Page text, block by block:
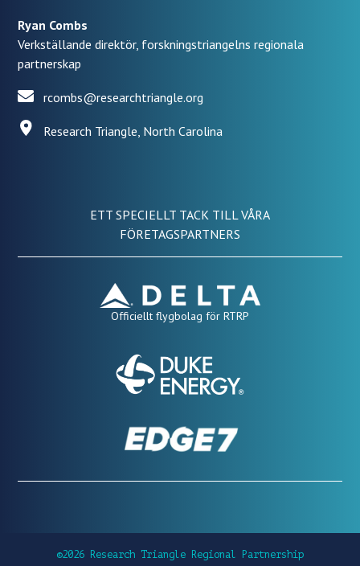
Ryan Combs
Verkställande direktör, forskningstriangelns regionala
partnerskap
rcombs@researchtriangle.org
Research Triangle, North Carolina
ETT SPECIELLT TACK TILL VÅRA
FÖRETAGSPARTNERS
Officiellt flygbolag för RTRP
©2026 Research Triangle Regional Partnership